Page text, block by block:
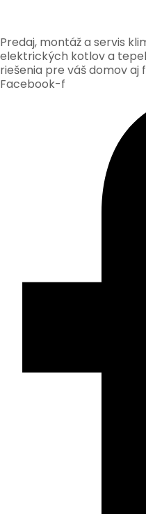
Predaj, montáž a servis
elektrických kotlov a
riešenia pre váš domov aj
Facebook-f